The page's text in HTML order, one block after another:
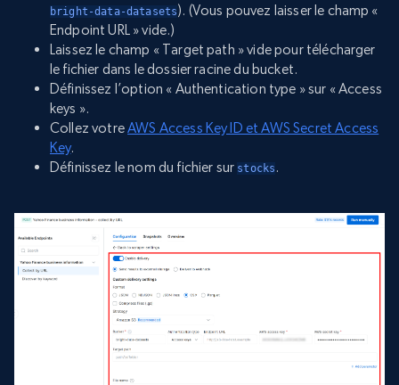
bright-data-datasets). (Vous pouvez laisser le champ «
Endpoint URL » vide.)
Laissez le champ « Target path » vide pour télécharger
le fichier dans le dossier racine du bucket.
Définissez l’option « Authentication type » sur « Access
keys ».
Collez votreAWS Access Key ID et AWS Secret Access
Key.
Définissez le nom du fichier sur stocks .